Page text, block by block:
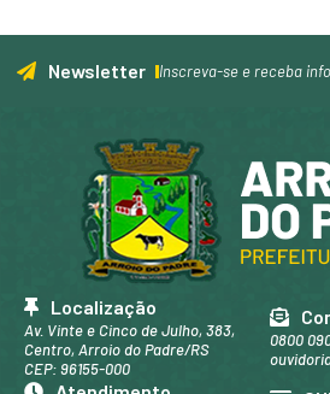
Newsletter Inscreva-se e receba
Localização
Av. Vinte e Cinco de Julho, 383,
Centro, Arroio do Padre/RS
CEP: 96155-000
0800